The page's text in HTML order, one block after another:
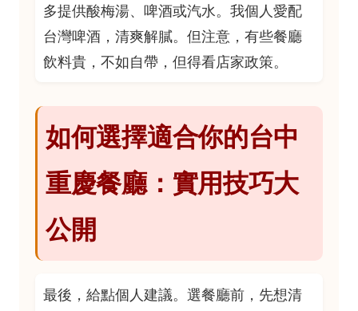
多提供酸梅湯、啤酒或汽水。我個人愛配
台灣啤酒，清爽解膩。但注意，有些餐廳
飲料貴，不如自帶，但得看店家政策。
如何選擇適合你的台中
重慶餐廳：實用技巧大
公開
最後，給點個人建議。選餐廳前，先想清